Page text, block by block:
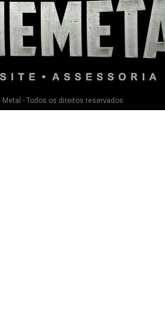
- Todos os direitos reservados.